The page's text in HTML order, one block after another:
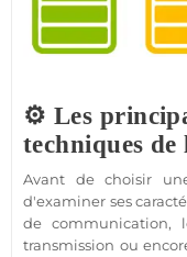
⚙️ Les
techniques
Avant de choisir
d'examiner ses
de communication,
transmission ou